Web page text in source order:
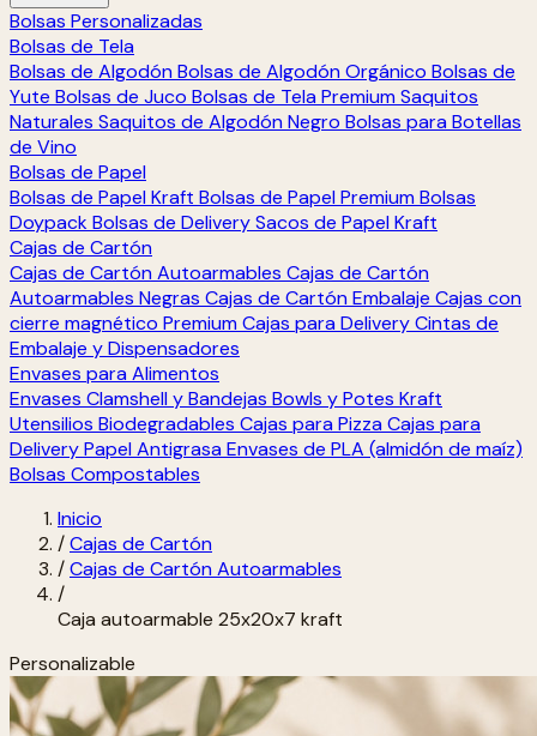
Bolsas Personalizadas
Bolsas de Tela
Bolsas de Algodón Bolsas de Algodón Orgánico Bolsas de
Yute Bolsas de Juco Bolsas de Tela Premium Saquitos
Naturales Saquitos de Algodón Negro Bolsas para Botellas
de Vino
Bolsas de Papel
Bolsas de Papel Kraft Bolsas de Papel Premium Bolsas
DoypackBolsas de DeliverySacos de Papel Kraft
Cajas de Cartón
Cajas de Cartón Autoarmables Cajas de Cartón
Autoarmables Negras Cajas de Cartón Embalaje Cajas con
cierre magnético Premium Cajas para DeliveryCintas de
Embalaje y Dispensadores
Envases para Alimentos
Envases Clamshell y Bandejas Bowls y Potes Kraft
Utensilios Biodegradables Cajas para Pizza Cajas para
DeliveryPapel Antigrasa Envases de PLA (almidón de maíz)
Bolsas Compostables
Inicio
/Cajas de Cartón
/Cajas de Cartón Autoarmables
/
Caja autoarmable 25x20x7 kraft
Personalizable